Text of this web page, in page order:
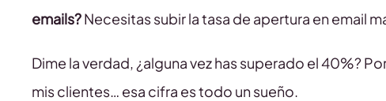
emails?Necesitas subir la tasa de apertura en email
Dime la verdad, ¿alguna vez has superado el 40%?
mis clientes… esa cifra es todo un sueño.